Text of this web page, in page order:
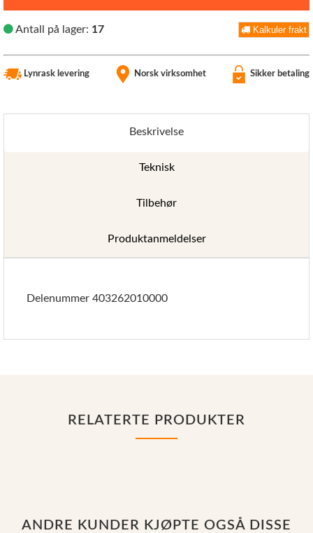
Antall på lager: 17 Kalkuler frakt
Lynrask levering Norsk virksomhet Sikker betaling
Beskrivelse
Teknisk
Tilbehør
Produktanmeldelser
Delenummer 403262010000
RELATERTE PRODUKTER
ANDRE KUNDER KJØPTE OGSÅ DISSE